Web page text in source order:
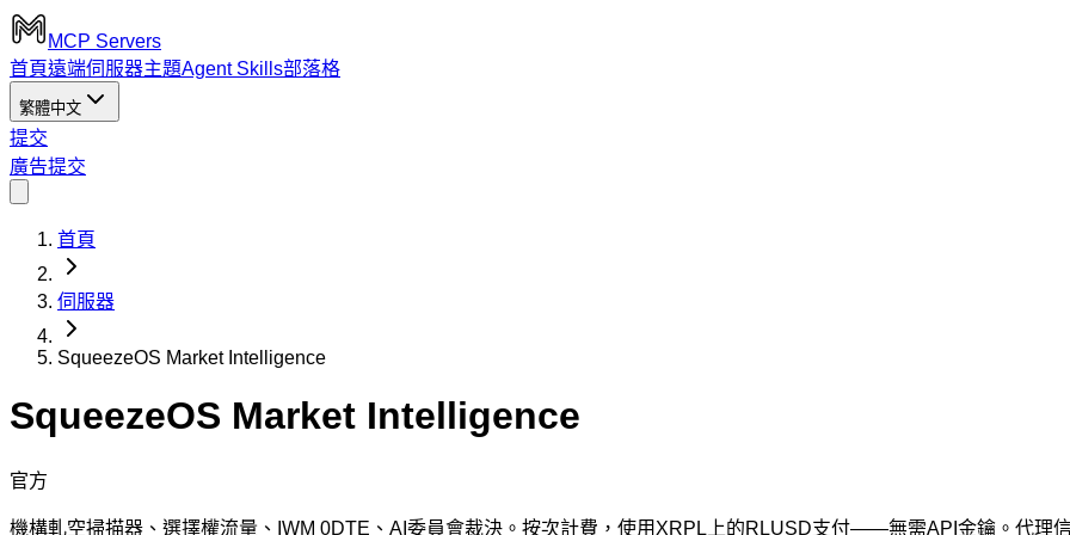
MCP Servers
首頁遠端伺服器主題Agent Skills部落格
繁體中文
提交
廣告提交
首頁
伺服器
SqueezeOS Market Intelligence
SqueezeOS Market Intelligence
官方
機構軋空掃描器、選擇權流量、IWM 0DTE、AI委員會裁決。按次計費，使用XRPL上的RLUSD支付——無需API金鑰。代理